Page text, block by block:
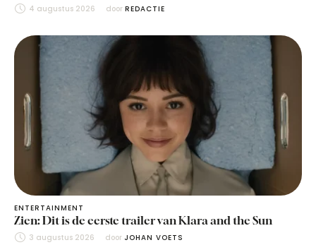
4 augustus 2026 door REDACTIE
ENTERTAINMENT
Zien: Dit is de eerste trailer van Klara and the Sun
3 augustus 2026 door JOHAN VOETS